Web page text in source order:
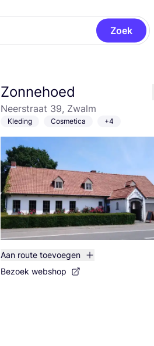
Zoek
Zonnehoed
Neerstraat 39, Zwalm
Kleding Cosmetica +4
Aan route toevoegen
Bezoek webshop